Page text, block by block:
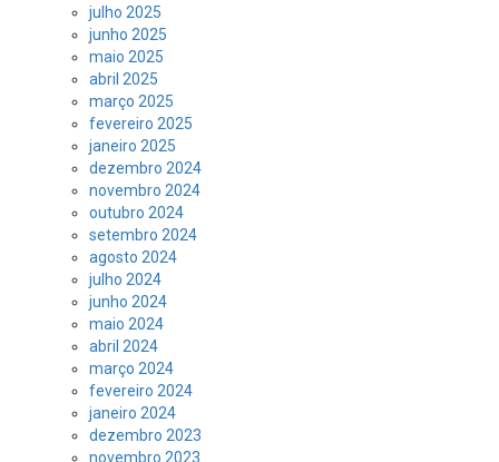
julho 2025
junho 2025
maio 2025
abril 2025
março 2025
fevereiro 2025
janeiro 2025
dezembro 2024
novembro 2024
outubro 2024
setembro 2024
agosto 2024
julho 2024
junho 2024
maio 2024
abril 2024
março 2024
fevereiro 2024
janeiro 2024
dezembro 2023
novembro 2023